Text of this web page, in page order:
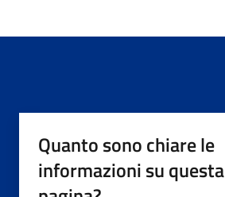
Quanto sono chiare le
informazioni su questa